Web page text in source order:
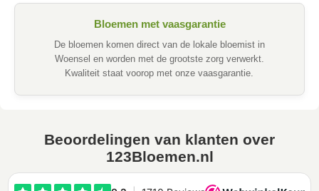
Bloemen met vaasgarantie
De bloemen komen direct van de lokale bloemist in
Woensel en worden met de grootste zorg verwerkt.
Kwaliteit staat voorop met onze vaasgarantie.
Beoordelingen van klanten over
123Bloemen.nl